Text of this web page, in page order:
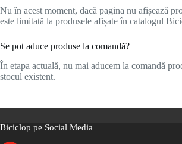
Nu în acest moment, dacă pagina nu afișează
este limitată la produsele afișate în catalogul
Se pot aduce produse la comandă?
În etapa actuală, nu mai aducem la comandă
stocul existent.
Biciclop pe Social Media